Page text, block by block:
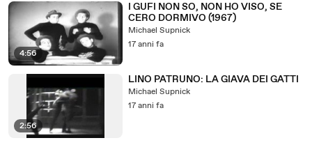
4:56
I GUFI NON SO, NON HO VISO, SE
CERO DORMIVO (1967)
Michael Supnick
17 anni fa
2:56
LINO PATRUNO: LA GIAVA DEI GATTI
Michael Supnick
17 anni fa